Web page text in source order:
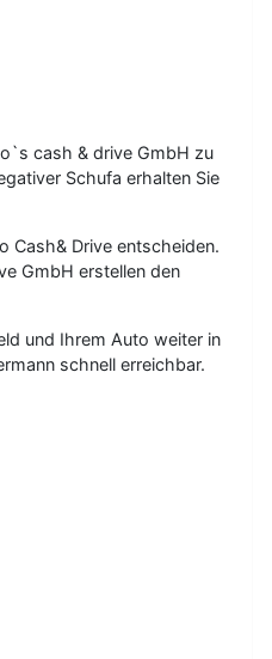
cash & drive GmbH zu
Schufa erhalten Sie
Cash& Drive entscheiden.
GmbH erstellen den
und Ihrem Auto weiter in
schnell erreichbar.